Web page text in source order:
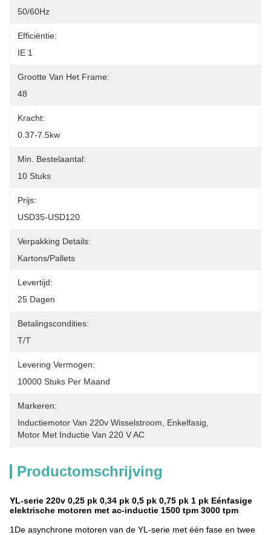
50/60Hz
Efficiëntie:
IE 1
Grootte Van Het Frame:
48
Kracht:
0.37-7.5kw
Min. Bestelaantal:
10 Stuks
Prijs:
USD35-USD120
Verpakking Details:
Kartons/Pallets
Levertijd:
25 Dagen
Betalingscondities:
T/T
Levering Vermogen:
10000 Stuks Per Maand
Markeren:
Inductiemotor Van 220v Wisselstroom
Enkelfasig
Motor Met Inductie Van 220 V AC
Productomschrijving
YL-serie 220v 0,25 pk 0,34 pk 0,5 pk 0,75 pk 1 pk Eénfasige
elektrische motoren met ac-inductie 1500 tpm 3000 tpm
1De asynchrone motoren van de YL-serie met één fase en twee